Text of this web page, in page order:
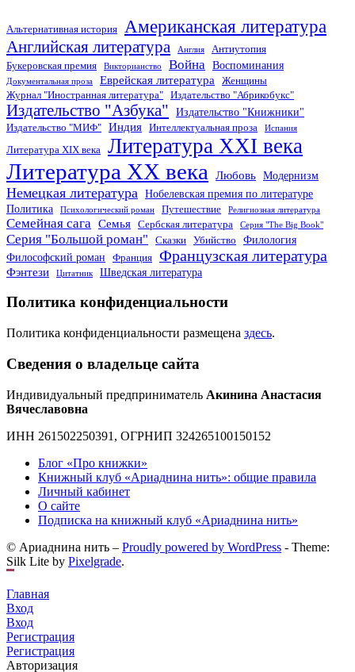
Альтернативная история Американская литература
Английская литература Англия
Антиутопия
Букеровская премия
Викторианство Война Воспоминания
Документальная проза Еврейская литература
Женщины
Журнал "Иностранная литература"
Издательство "Абрикобукс"
Издательство "Азбука" Издательство "Книжники"
Издательство "МИФ" Индия Интеллектуальная проза Испания
Литература XIX века Литература XXI века
Литература XX века Любовь Модернизм
Немецкая литература
Нобелевская премия по литературе
Политика
Психологический роман Путешествие Религиозная литература
Семейная сага Семья Сербская литература Серия "The Big Book"
Серия "Большой роман" Сказки Убийство
Филология
Философский роман
Франция Французская литература
Фэнтези Цитатник Шведская литература
Политика конфиденциальности
Политика конфиденциальности размещена здесь.
Сведения о владельце сайта
Индивидуальный предприниматель Акинина Анастасия
Вячеславовна
ИНН 261502250391, ОГРНИП 324265100150152
Блог «Про книжки»
Книжный клуб «Ариаднина нить»: общие правила
Личный кабинет
О сайте
Подписка на книжный клуб «Ариаднина нить»
© Ариаднина нить – Proudly powered by WordPress - Theme:
Silk Lite by Pixelgrade.
Главная
Вход
Вход
Регистрация
Регистрация
Авторизация